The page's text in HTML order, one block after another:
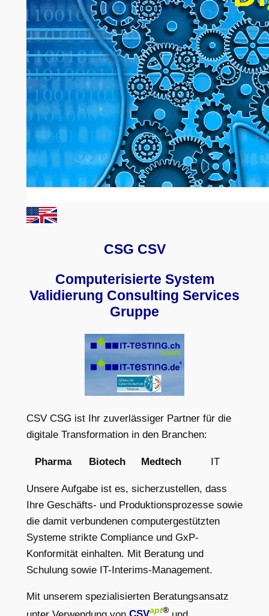
CSG CSV
Computerisierte System
Validierung Consulting Services
Gruppe
CSV CSG ist Ihr zuverlässiger Partner für die
digitale Transformation in den Branchen:
Pharma Biotech Medtech IT
Unsere Aufgabe ist es, sicherzustellen, dass
Ihre Geschäfts- und Produktionsprozesse sowie
die damit verbundenen computergestützten
Systeme strikte Compliance und GxP-
Konformität einhalten. Mit Beratung und
Schulung sowie IT-Interims-Management.
Mit unserem spezialisierten Beratungsansatz
apt®